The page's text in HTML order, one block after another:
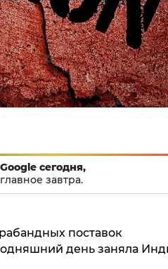
сегодня,
завтра.
поставок
день заняла